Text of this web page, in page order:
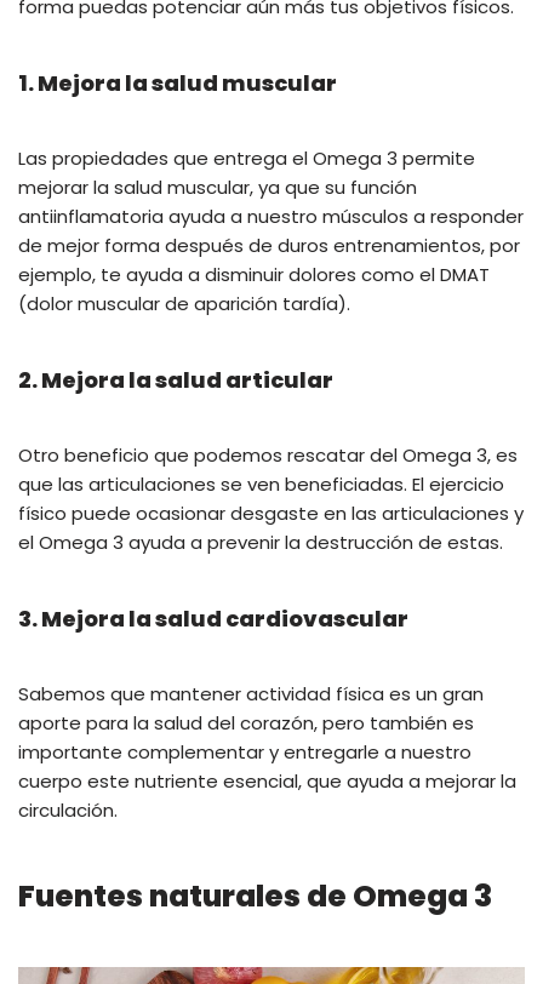
forma puedas potenciar aún más tus objetivos físicos.
1. Mejora la salud muscular
Las propiedades que entrega el Omega 3 permite
mejorar la salud muscular, ya que su función
antiinflamatoria ayuda a nuestro músculos a responder
de mejor forma después de duros entrenamientos, por
ejemplo, te ayuda a disminuir dolores como el DMAT
(dolor muscular de aparición tardía).
2. Mejora la salud articular
Otro beneficio que podemos rescatar del Omega 3, es
que las articulaciones se ven beneficiadas. El ejercicio
físico puede ocasionar desgaste en las articulaciones y
el Omega 3 ayuda a prevenir la destrucción de estas.
3. Mejora la salud cardiovascular
Sabemos que mantener actividad física es un gran
aporte para la salud del corazón, pero también es
importante complementar y entregarle a nuestro
cuerpo este nutriente esencial, que ayuda a mejorar la
circulación.
Fuentes naturales de Omega 3